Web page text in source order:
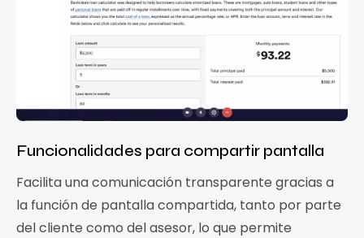
Funcionalidades para compartir pantalla
Facilita una comunicación transparente gracias a
la función de pantalla compartida, tanto por parte
del cliente como del asesor, lo que permite